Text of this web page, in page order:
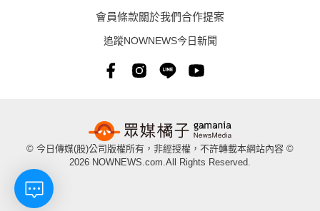
會員條款關於我們合作提案
追蹤NOWNEWS今日新聞
© 今日傳媒(股)公司版權所有，非經授權，不許轉載本網站內容 ©
2026 NOWNEWS.com.All Rights Reserved.